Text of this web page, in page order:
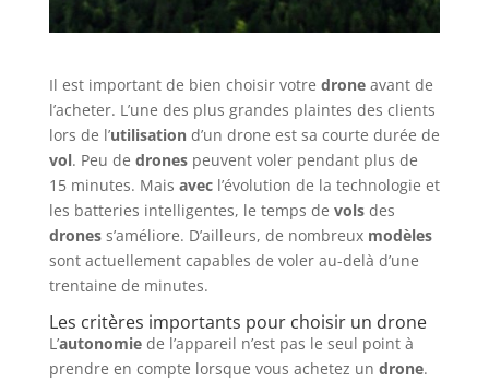
Il est important de bien choisir votre droneavant de
l’acheter. L’une des plus grandes plaintes des clients
lors de l’utilisationd’un drone est sa courte durée de
vol. Peu de drones peuvent voler pendant plus de
15 minutes. Mais avec l’évolution de la technologie et
les batteries intelligentes, le temps de vols des
drones s’améliore. D’ailleurs, de nombreux modèles
sont actuellement capables de voler au-delà d’une
trentaine de minutes.
Les critères importants pour choisir un drone
L’autonomie de l’appareil n’est pas le seul point à
prendre en compte lorsque vous achetez un drone.